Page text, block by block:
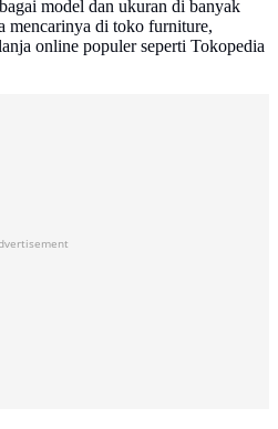
model dan ukuran di banyak
mencarinya di toko furniture,
online populer seperti Tokopedia